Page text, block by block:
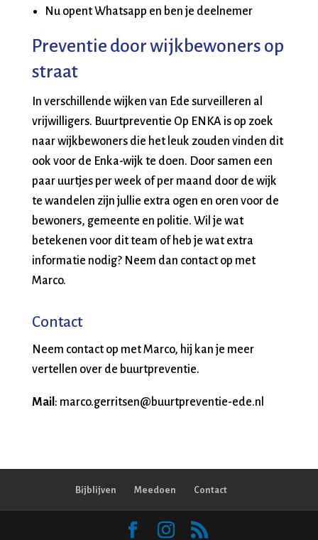
Nu opent Whatsapp en ben je deelnemer
Preventie door wijkbewoners op
straat
In verschillende wijken van Ede surveilleren al
vrijwilligers. Buurtpreventie Op ENKA is op zoek
naar wijkbewoners die het leuk zouden vinden dit
ook voor de Enka-wijk te doen. Door samen een
paar uurtjes per week of per maand door de wijk
te wandelen zijn jullie extra ogen en oren voor de
bewoners, gemeente en politie. Wil je wat
betekenen voor dit team of heb je wat extra
informatie nodig? Neem dan contact op met
Marco.
Contact
Neem contact op met Marco, hij kan je meer
vertellen over de buurtpreventie.
Mail : marco.gerritsen@buurtpreventie-ede.nl
Bijblijven Meedoen Contact